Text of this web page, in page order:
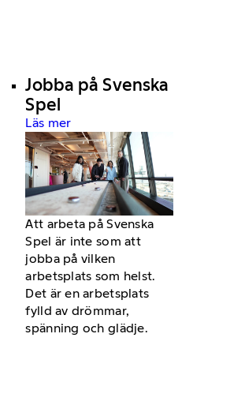
Jobba på Svenska
Spel
Läs mer
Att arbeta på Svenska
Spel är inte som att
jobba på vilken
arbetsplats som helst.
Det är en arbetsplats
fylld av drömmar,
spänning och glädje.